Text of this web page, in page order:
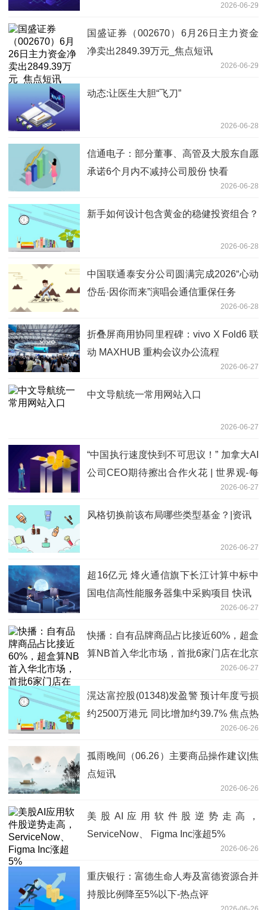
2026-06-29
国盛证券（002670）6月26日主力资金
净卖出2849.39万元_焦点短讯
2026-06-29
动态:让医生大胆“飞刀”
2026-06-28
信通电子：部分董事、高管及大股东自愿
承诺6个月内不减持公司股份 快看
2026-06-28
新手如何设计包含黄金的稳健投资组合？
2026-06-28
中国联通泰安分公司圆满完成2026“心动
岱岳·因你而来”演唱会通信重保任务
2026-06-28
折叠屏商用协同里程碑：vivo X Fold6 联
动 MAXHUB 重构会议办公流程
2026-06-27
中文导航统一常用网站入口
2026-06-27
“中国执行速度快到不可思议！” 加拿大AI
公司CEO期待擦出合作火花 | 世界观-每
2026-06-27
风格切换前该布局哪些类型基金？|资讯
2026-06-27
超16亿元 烽火通信旗下长江计算中标中
国电信高性能服务器集中采购项目 快讯
2026-06-27
快播：自有品牌商品占比接近60%，超盒
算NB首入华北市场，首批6家门店在北京
2026-06-27
滉达富控股(01348)发盈警 预计年度亏损
约2500万港元 同比增加约39.7% 焦点热
2026-06-26
孤雨晚间（06.26）主要商品操作建议|焦
点短讯
2026-06-26
美股AI应用软件股逆势走高，
ServiceNow、 Figma Inc涨超5%
2026-06-26
重庆银行：富德生命人寿及富德资源合并
持股比例降至5%以下-热点评